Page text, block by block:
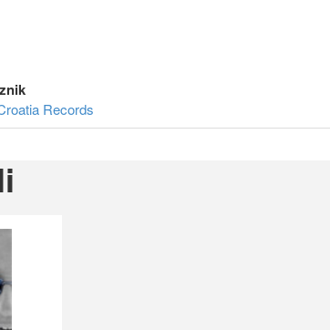
Records